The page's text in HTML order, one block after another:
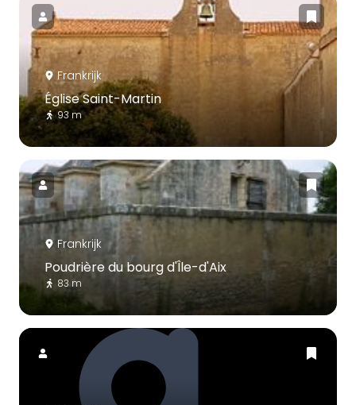
Frankrijk
Église Saint-Martin
93 m
Frankrijk
Poudrière du bourg d'Île-d'Aix
83 m